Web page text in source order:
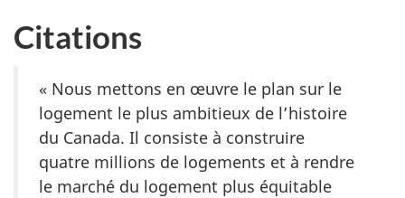
Citations
« Nous mettons en œuvre le plan sur le
logement le plus ambitieux de l’histoire
du Canada. Il consiste à construire
quatre millions de logements et à rendre
le marché du logement plus équitable